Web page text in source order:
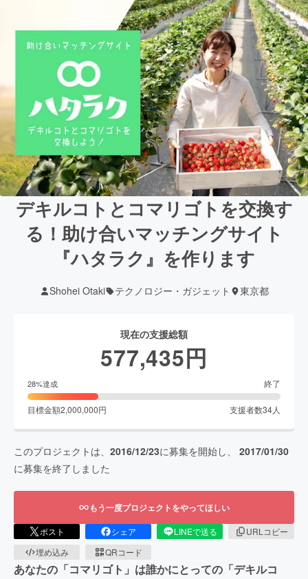
デキルコトとコマリゴトを交換す
る！助け合いマッチングサイト
『ハタラク』を作ります
Shohei Otaki テクノロジー・ガジェット 東京都
現在の支援総額
577,435円
28%達成 終了
目標金額2,000,000円 支援者数34人
このプロジェクトは、 2016/12/23に募集を開始し、 2017/01/30
に募集を終了しました
もう一度プロジェクトをやってほしい
ポスト シェア LINEで送る
URLコピー
埋め込み
QRコード
あなたの「コマリゴト」は誰かにとっての「デキルコ